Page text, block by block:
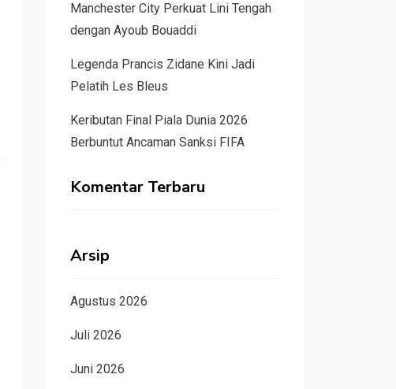
Manchester City Perkuat Lini Tengah
dengan Ayoub Bouaddi
Legenda Prancis Zidane Kini Jadi
Pelatih Les Bleus
Keributan Final Piala Dunia 2026
Berbuntut Ancaman Sanksi FIFA
Komentar Terbaru
Arsip
Agustus 2026
Juli 2026
Juni 2026